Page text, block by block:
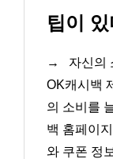
팁이
→
자신의
OK캐시백
의 소비를
백 홈페이
와 쿠폰 정